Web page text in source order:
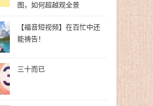
图，如何超越观全景
【福音短视频】在百忙中还
能祷告！
三十而已